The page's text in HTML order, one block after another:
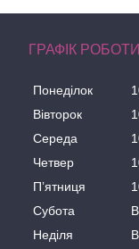
ГРАФІК РОБОТИ
Понеділок
Вівторок
Середа
Четвер
Пʼятниця
Субота
Неділя